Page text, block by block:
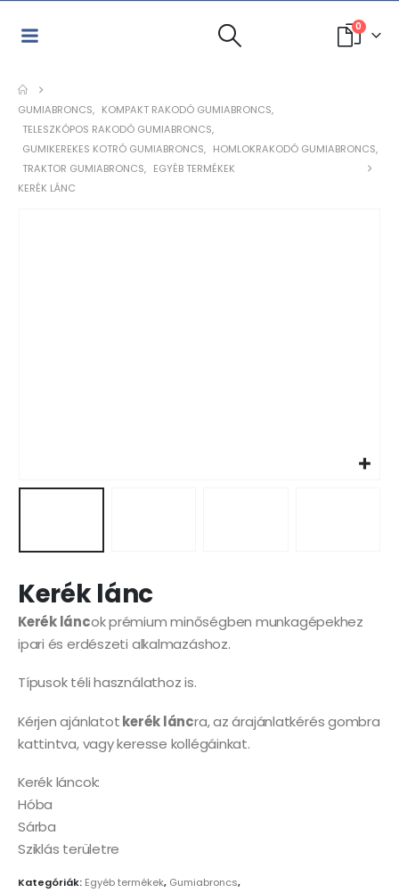
0
GUMIABRONCS, KOMPAKT RAKODÓ GUMIABRONCS,
TELESZKÓPOS RAKODÓ GUMIABRONCS,
GUMIKEREKES KOTRÓ GUMIABRONCS, HOMLOKRAKODÓ GUMIABRONCS,
TRAKTOR GUMIABRONCS, EGYÉB TERMÉKEK
KERÉK LÁNC
Kerék lánc
Kerék láncok prémium minőségben munkagépekhez
ipari és erdészeti alkalmazáshoz.
Típusok téli használathoz is.
Kérjen ajánlatotkerék láncra, az árajánlatkérés gombra
kattintva, vagy keresse kollégáinkat.
Kerék láncok:
Hóba
Sárba
Sziklás területre
Kategóriák: Egyéb termékek, Gumiabroncs,